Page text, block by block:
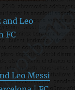
Leo Messi